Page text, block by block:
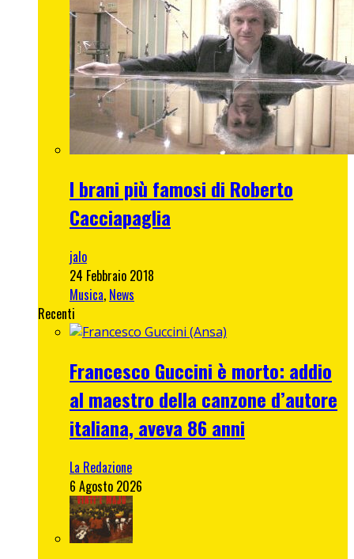
I brani più famosi di Roberto
Cacciapaglia
jalo
24 Febbraio 2018
Musica, News
Recenti
Francesco Guccini è morto: addio
al maestro della canzone d’autore
italiana, aveva 86 anni
La Redazione
6 Agosto 2026